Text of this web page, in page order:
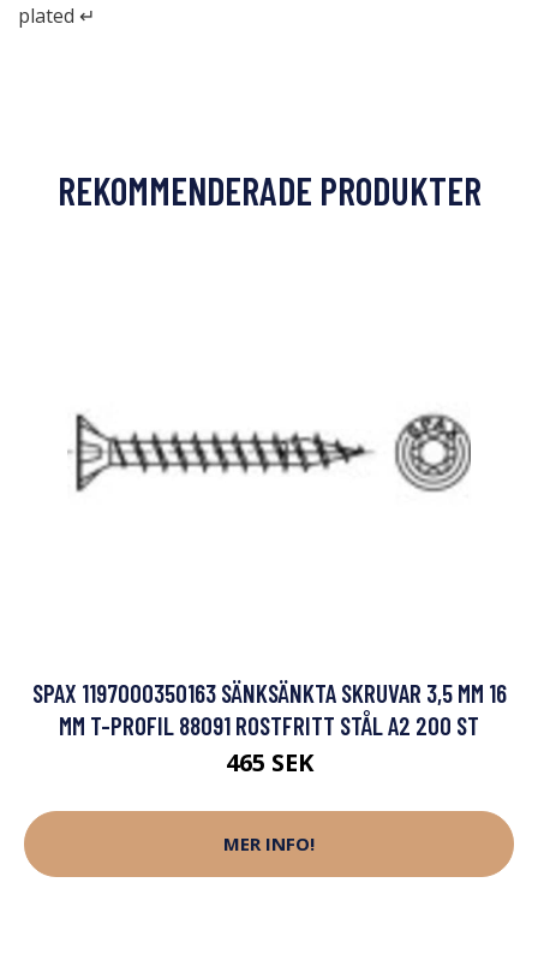
plated ↵
REKOMMENDERADE PRODUKTER
SPAX 1197000350163 SÄNKSÄNKTA SKRUVAR 3,5 MM 16
MM T-PROFIL 88091 ROSTFRITT STÅL A2 200 ST
465 SEK
MER INFO!